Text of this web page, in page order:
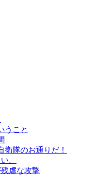
うこと
衛隊のお通りだ！
。
虐な攻撃